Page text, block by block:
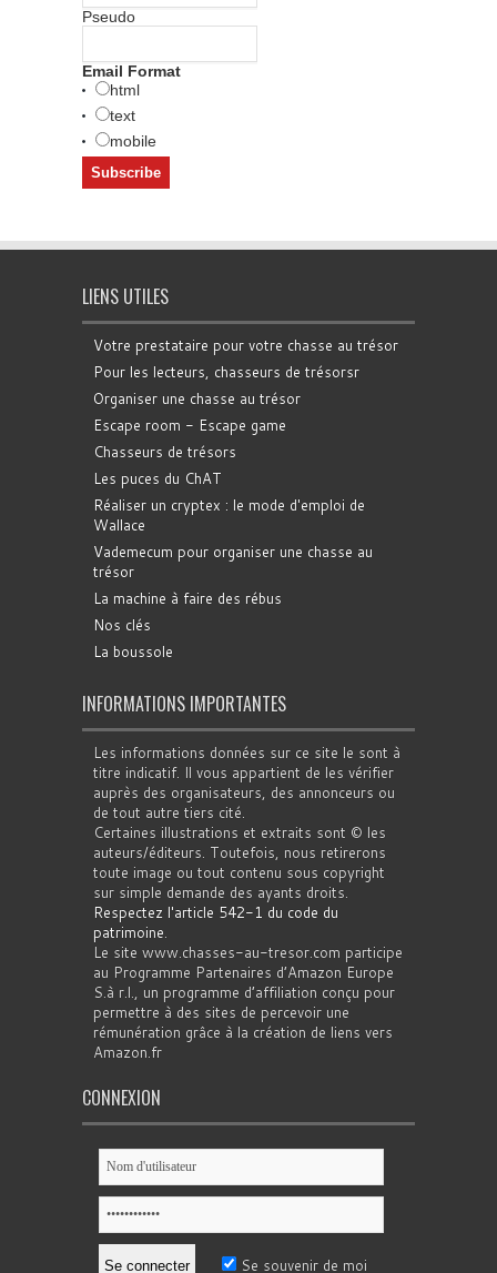
Pseudo
Email Format
html
text
mobile
LIENS UTILES
Votre prestataire pour votre chasse au trésor
Pour les lecteurs, chasseurs de trésorsr
Organiser une chasse au trésor
Escape room - Escape game
Chasseurs de trésors
Les puces du ChAT
Réaliser un cryptex : le mode d'emploi de
Wallace
Vademecum pour organiser une chasse au
trésor
La machine à faire des rébus
Nos clés
La boussole
INFORMATIONS IMPORTANTES
Les informations données sur ce site le sont à
titre indicatif. Il vous appartient de les vérifier
auprès des organisateurs, des annonceurs ou
de tout autre tiers cité.
Certaines illustrations et extraits sont © les
auteurs/éditeurs. Toutefois, nous retirerons
toute image ou tout contenu sous copyright
sur simple demande des ayants droits.
Respectez l'article 542-1 du code du
patrimoine
Le site www.chasses-au-tresor.com participe
au Programme Partenaires d’Amazon Europe
S.à r.l., un programme d’affiliation conçu pour
permettre à des sites de percevoir une
rémunération grâce à la création de liens vers
Amazon.fr
CONNEXION
Se souvenir de moi